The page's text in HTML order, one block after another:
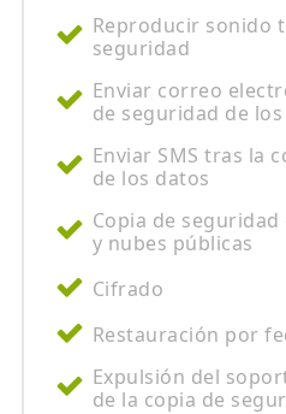
Reproducir sonido
seguridad
Enviar correo
de seguridad de
Enviar SMS tras la
de los datos
Copia de seguridad
y nubes públicas
Cifrado
Restauración por
Expulsión del
de la copia de